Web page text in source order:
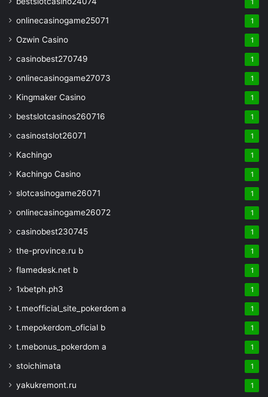
1
onlinecasinogame25071 1
Ozwin Casino 1
casinobest270749 1
onlinecasinogame27073 1
Kingmaker Casino 1
bestslotcasinos260716 1
casinostslot26071 1
Kachingo 1
Kachingo Casino 1
slotcasinogame26071 1
onlinecasinogame26072 1
casinobest230745 1
the-province.ru b 1
flamedesk.net b 1
1xbetph.ph3 1
t.meofficial_site_pokerdom a 1
t.mepokerdom_oficial b 1
t.mebonus_pokerdom a 1
stoichimata 1
yakukremont.ru 1